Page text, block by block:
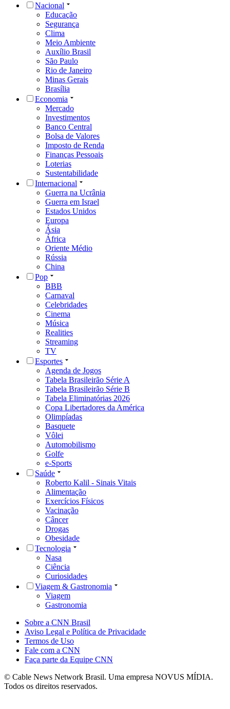
Nacional
Educação
Segurança
Clima
Meio Ambiente
Auxílio Brasil
São Paulo
Rio de Janeiro
Minas Gerais
Brasília
Economia
Mercado
Investimentos
Banco Central
Bolsa de Valores
Imposto de Renda
Finanças Pessoais
Loterias
Sustentabilidade
Internacional
Guerra na Ucrânia
Guerra em Israel
Estados Unidos
Europa
Ásia
África
Oriente Médio
Rússia
China
Pop
BBB
Carnaval
Celebridades
Cinema
Música
Realities
Streaming
TV
Esportes
Agenda de Jogos
Tabela Brasileirão Série A
Tabela Brasileirão Série B
Tabela Eliminatórias 2026
Copa Libertadores da América
Olimpíadas
Basquete
Vôlei
Automobilismo
Golfe
e-Sports
Saúde
Roberto Kalil - Sinais Vitais
Alimentação
Exercícios Físicos
Vacinação
Câncer
Drogas
Obesidade
Tecnologia
Nasa
Ciência
Curiosidades
Viagem & Gastronomia
Viagem
Gastronomia
Sobre a CNN Brasil
Aviso Legal e Política de Privacidade
Termos de Uso
Fale com a CNN
Faça parte da Equipe CNN
© Cable News Network Brasil. Uma empresa NOVUS MÍDIA.
Todos os direitos reservados.